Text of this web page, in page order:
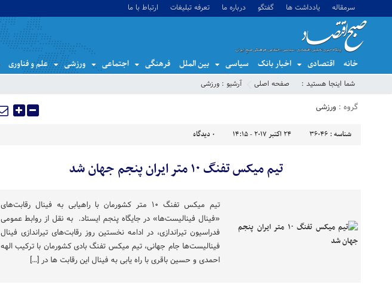
سرمقاله یادداشت ها گفتگو درباره ما تعرفه تبلیغات ارتباط با ما
خانه اقتصادی اخبار بانک سیاسی بین الملل فرهنگی اجتماعی ورزشی علم و فناوری
شما اینجا هستید : صفحه اصلی آرشیو : ورزشی
گروه : ورزشی
شناسه : 36046 24 اکتبر 2017 - 14:15 0 دیدگاه
تیم میکس تفنگ ۱۰ متر ایران پنجم جهان شد
تیم میکس تفنگ ۱۰ متر کشورمان با راهیابی به فینال رقابت‌های
«فینال فینالیست‌ها» در جایگاه پنجم ایستاد. به نقل از روابط عمومی
فدراسیون تیراندازی، در ادامه نخستین روز رقابت‌های تیراندازی فینال
فینالیست‌ها جام جهانی، تیم میکس تفنگ بادی کشورمان با ترکیب الهه
احمدی و حسین باقری با راه یابی به فینال این رقابت ها در […]